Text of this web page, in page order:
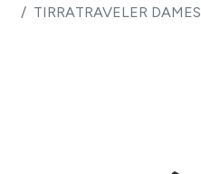
TIRRATRAVELER DAMES